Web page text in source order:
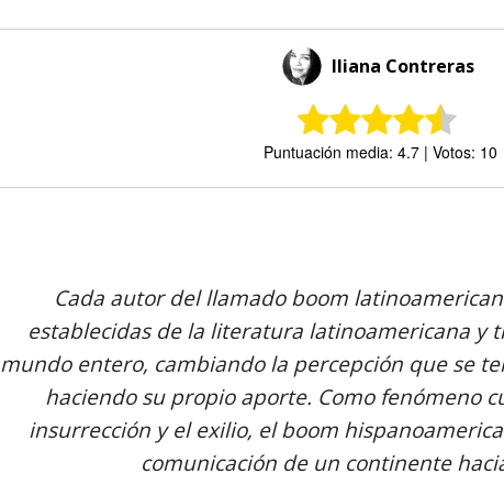
Iliana Contreras
Puntuación media: 4.7 | Votos: 10
Cada autor del llamado boom
establecidas de la literatura latinoamericana y
mundo entero, cambiando la percepción que se
haciendo su propio aporte. Como fenómeno
insurrección y el exilio, el boom
comunicación de un continente